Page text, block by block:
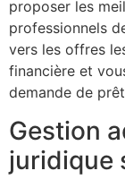
proposer les
professionnels
vers les offres
financière et
demande de
Gestion
juridique